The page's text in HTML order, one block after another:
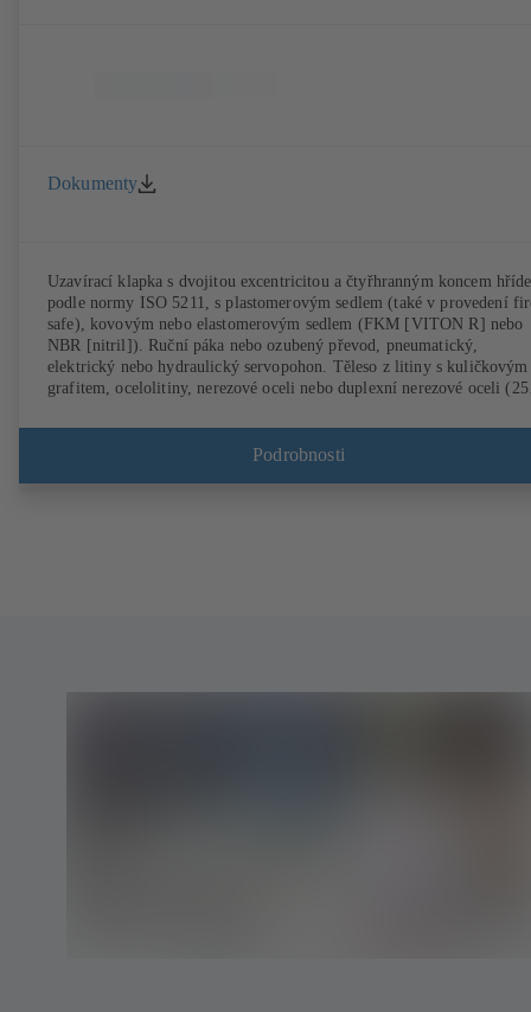
Dokumenty
Uzavírací klapka s dvojitou excentricitou a čtyřhranným koncem
podle normy ISO 5211, s plastomerovým sedlem (také v provedení
safe), kovovým nebo elastomerovým sedlem (FKM [VITON R] nebo
NBR [nitril]). Ruční páka nebo ozubený převod, pneumatický,
elektrický nebo hydraulický servopohon. Těleso z litiny s kuličkovým
grafitem, ocelolitiny, nerezové oceli nebo duplexní nerezové oceli
přírubovými oky (T4), T4 pro jednostrannou demontáž a použití jako
koncová armatura s protipřírubou. Připojení podle EN, ASME nebo
Podrobnosti